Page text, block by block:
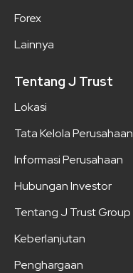
Forex
Lainnya
Tentang J Trust
Lokasi
Tata Kelola Perusahaan
Informasi Perusahaan
Hubungan Investor
Tentang J Trust Group
Keberlanjutan
Penghargaan